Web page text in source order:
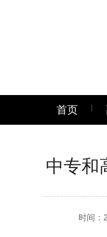
首页
中专和
时间：